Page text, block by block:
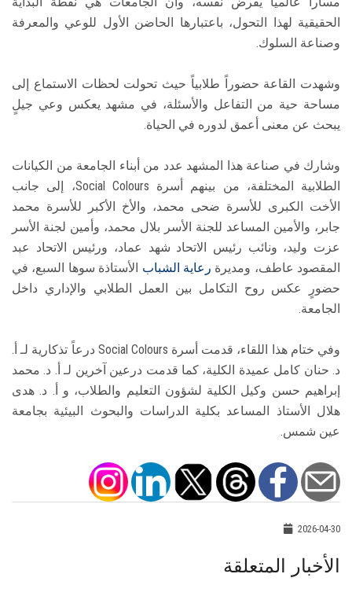
الحقيقية لهذا التحول، باعتبارها الحاضن الأول للوعي والمعرفة
وصناعة السلوك.
​وشهدت القاعة حضوراً طلابياً حيث تحولت لحظات الاستماع إلى
مساحة حية من التفاعل والأسئلة، في مشهد يعكس وعي جيلٍ
يبحث عن معنى أعمق لدوره في الحياة.
وشارك في صناعة هذا المشهد عدد من أبناء الجامعة من الكيانات
الطلابية المختلفة، من بينهم أسرة Social Colours، إلى جانب
الأخت الكبرى للأسرة ضحى محمد، والأخ الأكبر للأسرة محمد
جابر، والأمين المساعد للجنة الأسر بلال محمد، وأمين لجنة الأسر
عزت وليد، ونائب رئيس الاتحاد شهد عماد، ورئيس الاتحاد عبد
المقصود عاطف، ومديرة رعاية الشباب الأستاذة سوها السبع، في
حضورٍ عكس روح التكامل بين العمل الطلابي والإداري داخل
الجامعة.
​وفي ختام هذا اللقاء، قدمت أسرة Social Colours درعاً تذكارية لـ أ.
د. حنان كامل عميدة الكلية، كما قدمت درعين آخرين لـ أ. د. محمد
إبراهيم حسن وكيل الكلية لشؤون التعليم والطلاب، و أ. د. هدى
هلال الأستاذ المساعد بكلية الدراسات والبحوث البيئية بجامعة
عين شمس.
2026-04-30
الأخبار المتعلقة